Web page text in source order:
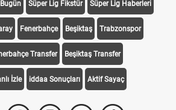
Süper Lig Fikstür Süper Lig Haberleri
Fenerbahçe Beşiktaş Trabzonspor
Transfer Beşiktaş Transfer
İzle iddaa Sonuçları Aktif Sayaç